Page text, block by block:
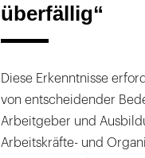
überfällig“
Diese Erkenntnisse
von entscheidender
Arbeitgeber und
Arbeitskräfte- und